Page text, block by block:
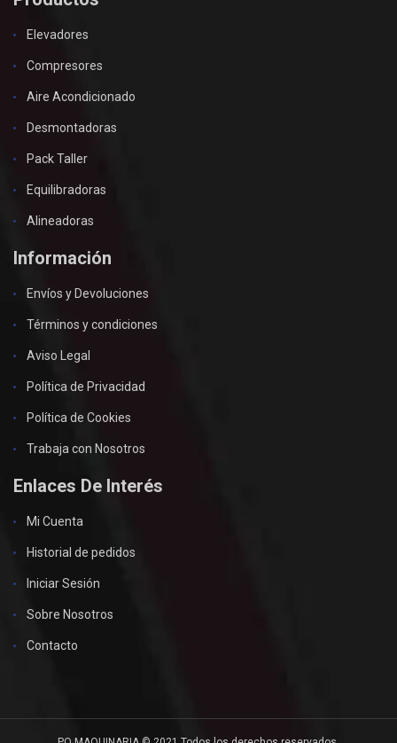
Elevadores
Compresores
Aire Acondicionado
Desmontadoras
Pack Taller
Equilibradoras
Alineadoras
Información
Envíos y Devoluciones
Términos y condiciones
Aviso Legal
Política de Privacidad
Política de Cookies
Trabaja con Nosotros
Enlaces De Interés
Mi Cuenta
Historial de pedidos
Iniciar Sesión
Sobre Nosotros
Contacto